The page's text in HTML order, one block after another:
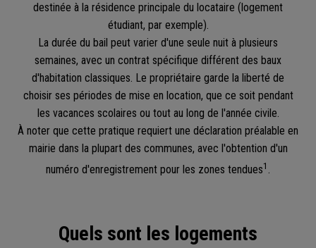
destinée à la résidence principale du locataire (logement
étudiant, par exemple).
La durée du bail peut varier d'une seule nuit à plusieurs
semaines, avec un contrat spécifique différent des baux
d'habitation classiques. Le propriétaire garde la liberté de
choisir ses périodes de mise en location, que ce soit pendant
les vacances scolaires ou tout au long de l'année civile.
À noter que cette pratique requiert une déclaration préalable en
mairie dans la plupart des communes, avec l'obtention d'un
numéro d'enregistrement pour les zones tendues1 .
Quels sont les logements